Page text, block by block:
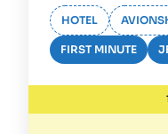
HOTEL
FIRST MINUTE